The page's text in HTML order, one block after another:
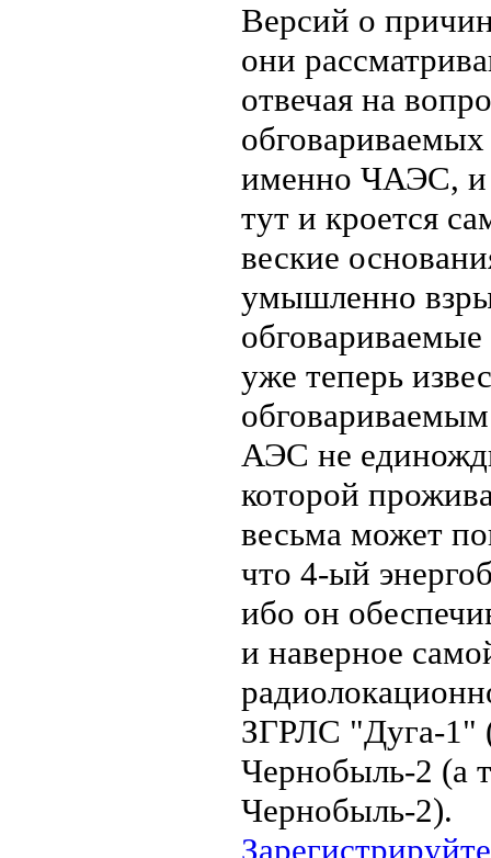
Версий о
они
отвечая на
именно ЧАЭС, и
тут и кроется
веские
умышленно
обговариваемые
уже теперь
АЭС не
которой
весьма может
что 4-ый
ибо он
и наверное
ЗГРЛС "Дуга-1"
Чернобыль-2 (а
Чернобыль-2).